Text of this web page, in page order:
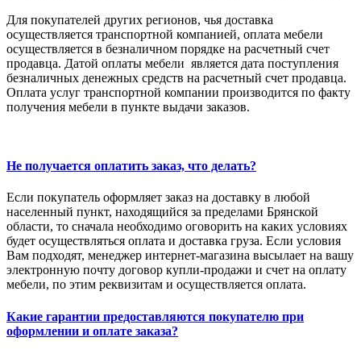
Для покупателей других регионов, чья доставка
осуществляется транспортной компанией, оплата мебели
осуществляется в безналичном порядке на расчетный счет
продавца. Датой оплаты мебели является дата поступления
безналичных денежных средств на расчетный счет продавца.
Оплата услуг транспортной компании производится по факту
получения мебели в пункте выдачи заказов.
Не получается оплатить заказ, что делать?
Если покупатель оформляет заказ на доставку в любой
населенный пункт, находящийся за пределами Брянской
области, то сначала необходимо оговорить на каких условиях
будет осуществляться оплата и доставка груза. Если условия
Вам подходят, менеджер интернет-магазина высылает на вашу
электронную почту договор купли-продажи и счет на оплату
мебели, по этим реквизитам и осуществляется оплата.
Какие гарантии предоставляются покупателю при
оформлении и оплате заказа?